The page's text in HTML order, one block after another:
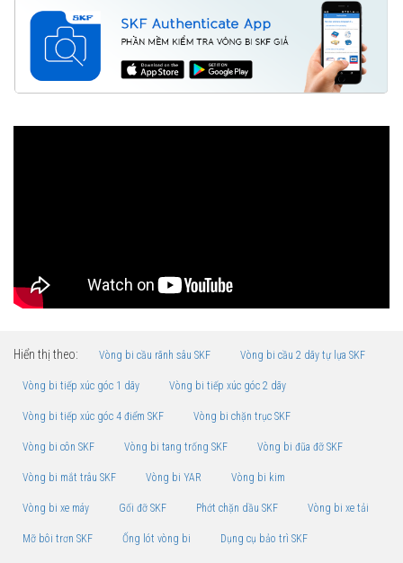
Hiển thị theo: Vòng bi cầu rãnh sâu SKF Vòng bi cầu 2 dãy tự lựa SKF
Vòng bi tiếp xúc góc 1 dãy Vòng bi tiếp xúc góc 2 dãy
Vòng bi tiếp xúc góc 4 điểm SKF Vòng bi chặn trục SKF
Vòng bi côn SKF Vòng bi tang trống SKF Vòng bi đũa đỡ SKF
Vòng bi mắt trâu SKF Vòng bi YAR Vòng bi kim
Vòng bi xe máy Gối đỡ SKF Phớt chặn dầu SKF Vòng bi xe tải
Mỡ bôi trơn SKF Ống lót vòng bi Dụng cụ bảo trì SKF